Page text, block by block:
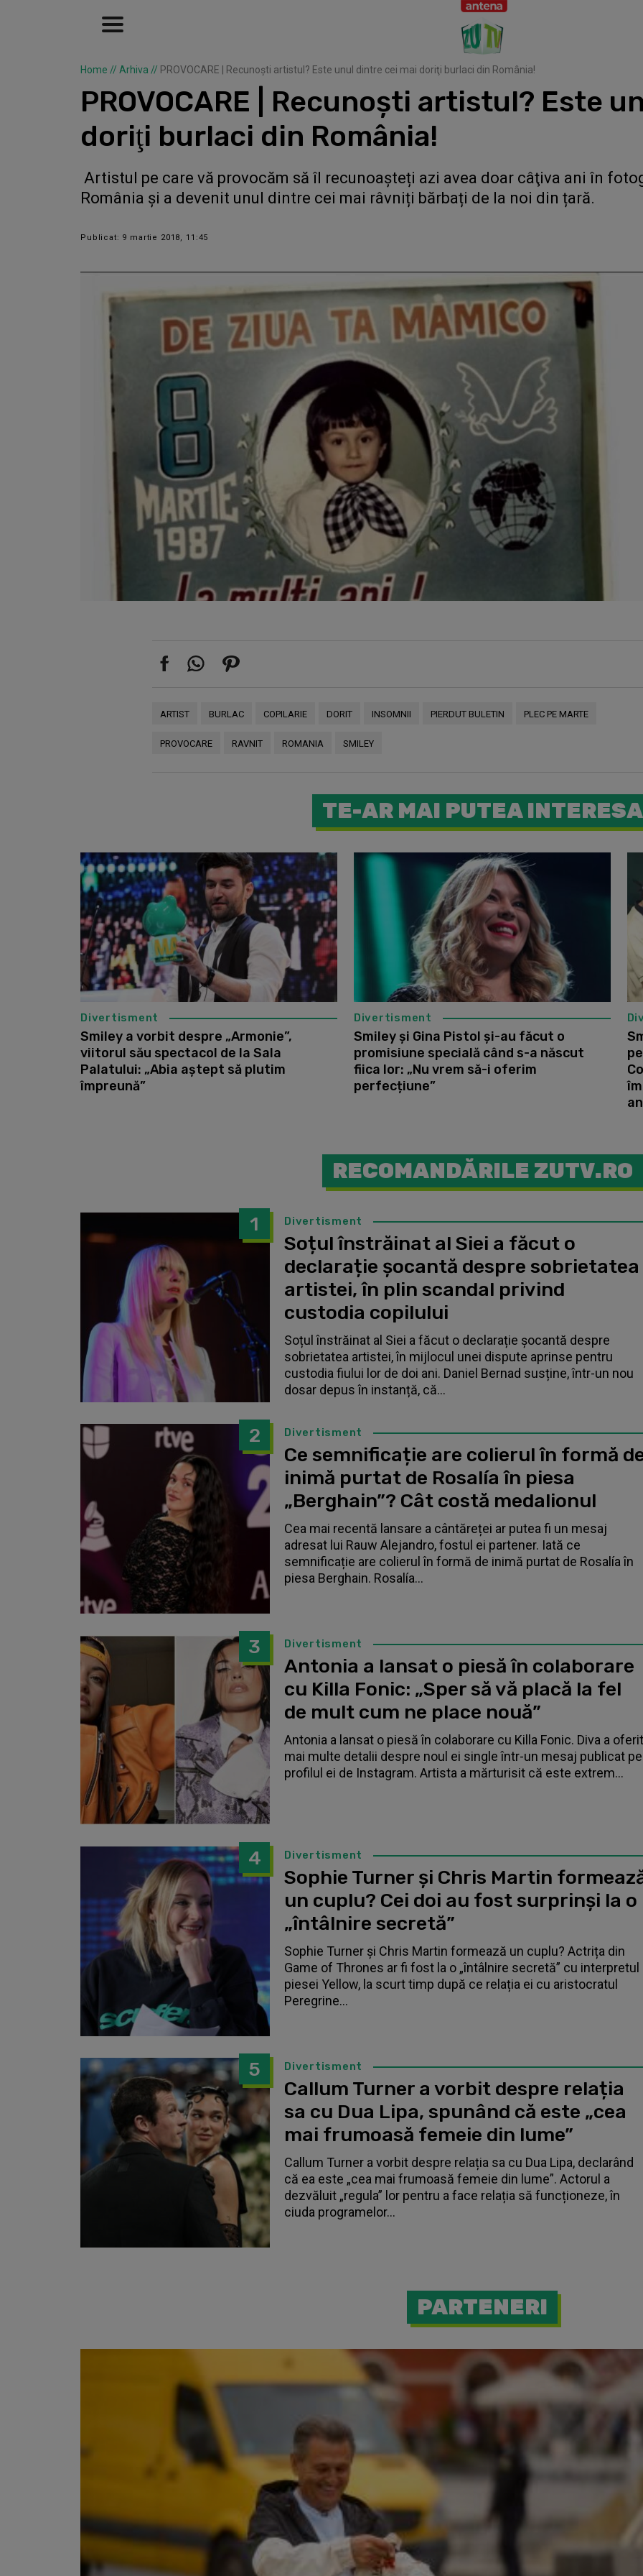
Home // Arhiva // PROVOCARE | Recunoşti artistul? Este unul dintre cei mai doriţi burlaci din România!
PROVOCARE | Recunoşti artistul? Este
doriţi burlaci din România!
Artistul pe care vă provocăm să îl recunoașteți azi avea doar câţiva ani în
România și a devenit unul dintre cei mai râvniți bărbați de la noi din țară.
Publicat: 9 martie 2018, 11:45
ARTIST BURLAC COPILARIE DORIT INSOMNII PIERDUT BULETIN PLEC PE MARTE
PROVOCARE RAVNIT ROMANIA SMILEY
TE-AR MAI PUTEA INTERESA
Divertisment
Smiley a vorbit despre „Armonie”,
viitorul său spectacol de la Sala
Palatului: „Abia aștept să plutim
împreună”
Divertisment
Smiley și Gina Pistol și-au făcut o
promisiune specială când s-a născut
fiica lor: „Nu vrem să-i oferim
perfecțiune”
RECOMANDĂRILE ZUTV.RO
1 Divertisment
Soțul înstrăinat al Siei a făcut o
declarație șocantă despre sobrietatea
artistei, în plin scandal privind
custodia copilului
Soțul înstrăinat al Siei a făcut o declarație șocantă despre
sobrietatea artistei, în mijlocul unei dispute aprinse pentru
custodia fiului lor de doi ani. Daniel Bernad susține, într-un nou
dosar depus în instanță, că...
2 Divertisment
Ce semnificație are colierul în formă
inimă purtat de Rosalía în piesa
„Berghain”? Cât costă medalionul
Cea mai recentă lansare a cântăreței ar putea fi un mesaj
adresat lui Rauw Alejandro, fostul ei partener. Iată ce
semnificație are colierul în formă de inimă purtat de Rosalía în
piesa Berghain. Rosalía...
3 Divertisment
Antonia a lansat o piesă în colaborare
cu Killa Fonic: „Sper să vă placă la fel
de mult cum ne place nouă”
Antonia a lansat o piesă în colaborare cu Killa Fonic. Diva a oferit
mai multe detalii despre noul ei single într-un mesaj publicat pe
profilul ei de Instagram. Artista a mărturisit că este extrem...
4 Divertisment
Sophie Turner și Chris Martin
un cuplu? Cei doi au fost surprinși la o
„întâlnire secretă”
Sophie Turner și Chris Martin formează un cuplu? Actrița din
Game of Thrones ar fi fost la o „întâlnire secretă” cu interpretul
piesei Yellow, la scurt timp după ce relația ei cu aristocratul
Peregrine...
5 Divertisment
Callum Turner a vorbit despre relația
sa cu Dua Lipa, spunând că este „cea
mai frumoasă femeie din lume”
Callum Turner a vorbit despre relația sa cu Dua Lipa, declarând
că ea este „cea mai frumoasă femeie din lume”. Actorul a
dezvăluit „regula” lor pentru a face relația să funcționeze, în
ciuda programelor...
PARTENERI